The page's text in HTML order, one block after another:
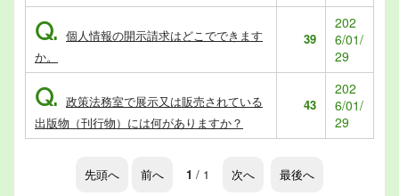
Q. 個人情報の開示請求はどこでできます
か。
39
202
6/01/
29
Q. 政策法務室で展示又は販売されている
出版物（刊行物）には何がありますか？
43
202
6/01/
29
先頭へ 前へ 1 / 1 次へ 最後へ